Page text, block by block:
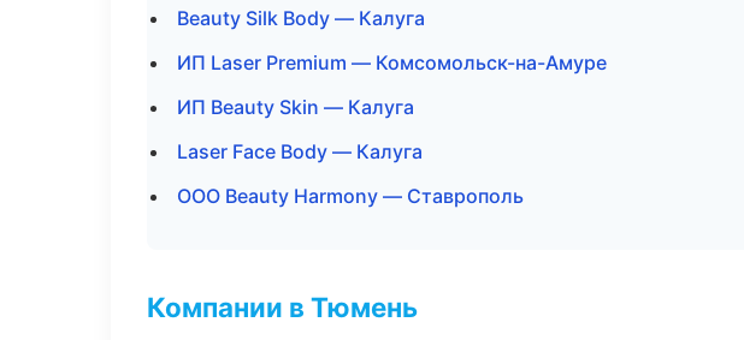
Beauty Silk Body — Калуга
ИП Laser Premium — Комсомольск-на-Амуре
ИП Beauty Skin — Калуга
Laser Face Body — Калуга
ООО Beauty Harmony — Ставрополь
Компании в Тюмень